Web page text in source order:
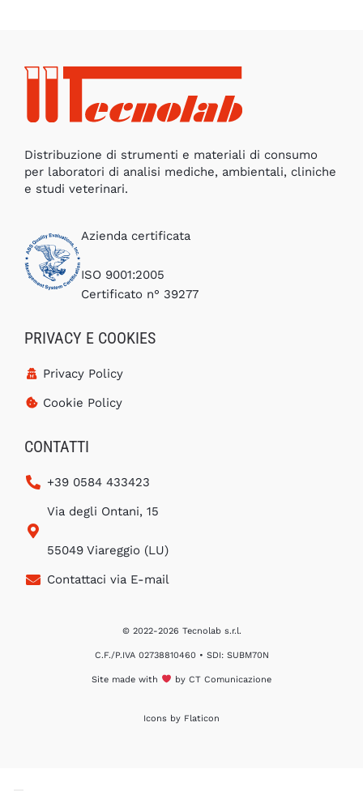
Distribuzione di strumenti e materiali di consumo
per laboratori di analisi mediche, ambientali, cliniche
e studi veterinari.
Azienda certificata
ISO 9001:2005
Certificato n° 39277
PRIVACY E COOKIES
Privacy Policy
Cookie Policy
CONTATTI
+39 0584 433423
Via degli Ontani, 15
55049 Viareggio (LU)
Contattaci via E-mail
© 2022-2026 Tecnolab s.r.l.
C.F./P.IVA 02738810460 • SDI: SUBM70N
Site made with by CT Comunicazione
Icons by Flaticon